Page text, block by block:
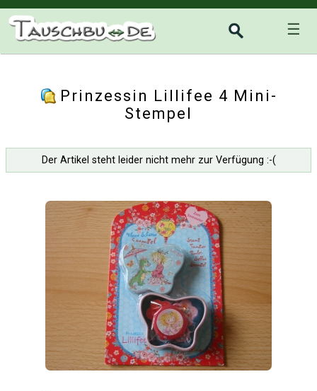
☰
Prinzessin Lillifee 4 Mini-
Stempel
Der Artikel steht leider nicht mehr zur Verfügung :-(